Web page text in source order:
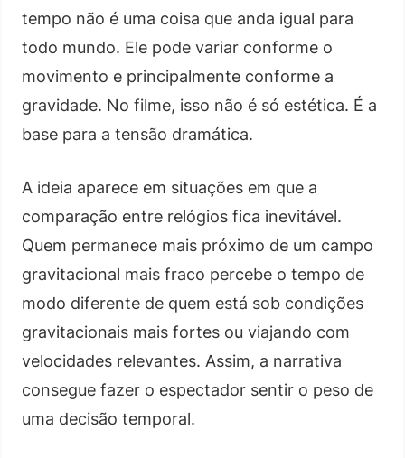
tempo não é uma coisa que anda igual para
todo mundo. Ele pode variar conforme o
movimento e principalmente conforme a
gravidade. No filme, isso não é só estética. É a
base para a tensão dramática.
A ideia aparece em situações em que a
comparação entre relógios fica inevitável.
Quem permanece mais próximo de um campo
gravitacional mais fraco percebe o tempo de
modo diferente de quem está sob condições
gravitacionais mais fortes ou viajando com
velocidades relevantes. Assim, a narrativa
consegue fazer o espectador sentir o peso de
uma decisão temporal.